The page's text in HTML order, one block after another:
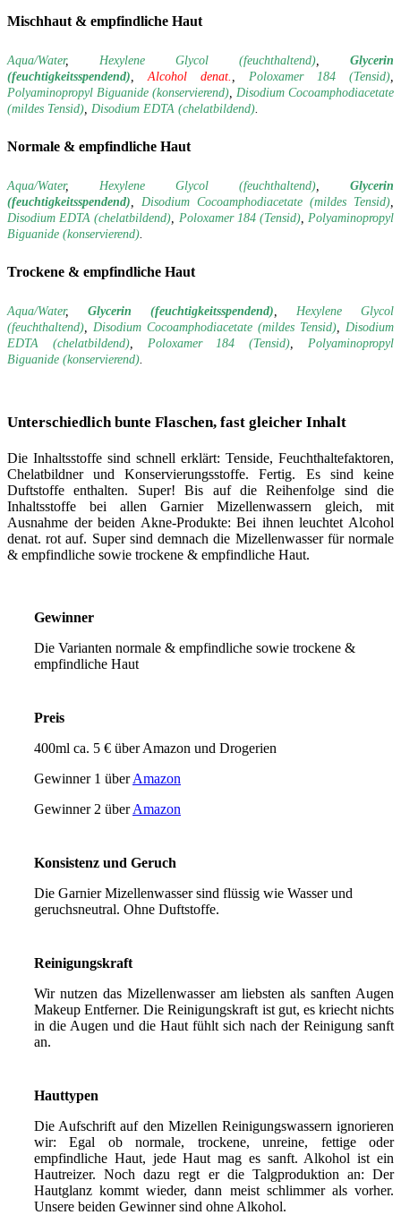
Mischhaut & empfindliche Haut
Aqua/Water, Hexylene Glycol (feuchthaltend), Glycerin
(feuchtigkeitsspendend),Alcohol denat. , Poloxamer 184 (Tensid),
Polyaminopropyl Biguanide (konservierend), Disodium Cocoamphodiacetate
(mildes Tensid), Disodium EDTA (chelatbildend).
Normale & empfindliche Haut
Aqua/Water, Hexylene Glycol (feuchthaltend), Glycerin
(feuchtigkeitsspendend), Disodium Cocoamphodiacetate (mildes Tensid),
Disodium EDTA (chelatbildend), Poloxamer 184 (Tensid),Polyaminopropyl
Biguanide (konservierend).
Trockene & empfindliche Haut
Aqua/Water, Glycerin (feuchtigkeitsspendend), Hexylene Glycol
(feuchthaltend), Disodium Cocoamphodiacetate (mildes Tensid), Disodium
EDTA (chelatbildend), Poloxamer 184 (Tensid),Polyaminopropyl
Biguanide (konservierend).
Unterschiedlich bunte Flaschen, fast gleicher Inhalt
Die Inhaltsstoffe sind schnell erklärt: Tenside, Feuchthaltefaktoren,
Chelatbildner und Konservierungsstoffe. Fertig. Es sind keine
Duftstoffe enthalten. Super! Bis auf die Reihenfolge sind die
Inhaltsstoffe bei allen Garnier Mizellenwassern gleich, mit
Ausnahme der beiden Akne-Produkte: Bei ihnen leuchtet Alcohol
denat. rot auf. Super sind demnach die Mizellenwasser für normale
& empfindliche sowie trockene & empfindliche Haut.
Gewinner
Die Varianten normale & empfindliche sowie trockene &
empfindliche Haut
Preis
400ml ca. 5 € über Amazon und Drogerien
Gewinner 1 überAmazon
Gewinner 2 überAmazon
Konsistenz und Geruch
Die Garnier Mizellenwasser sind flüssig wie Wasser und
geruchsneutral. Ohne Duftstoffe.
Reinigungskraft
Wir nutzen das Mizellenwasser am liebsten als sanften Augen
Makeup Entferner. Die Reinigungskraft ist gut, es kriecht nichts
in die Augen und die Haut fühlt sich nach der Reinigung sanft
an.
Hauttypen
Die Aufschrift auf den Mizellen Reinigungswassern ignorieren
wir: Egal ob normale, trockene, unreine, fettige oder
empfindliche Haut, jede Haut mag es sanft. Alkohol ist ein
Hautreizer. Noch dazu regt er die Talgproduktion an: Der
Hautglanz kommt wieder, dann meist schlimmer als vorher.
Unsere beiden Gewinner sind ohne Alkohol.